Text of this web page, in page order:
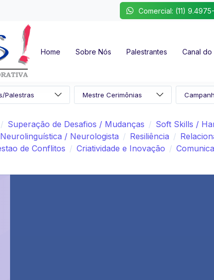
Comercial: (11)
Home Sobre Nós Palestrantes Canal do
Superação de Desafios / Mudanças
Soft Skills /
/ Neurologista
Resiliência
de Conflitos Criatividade e Inovação